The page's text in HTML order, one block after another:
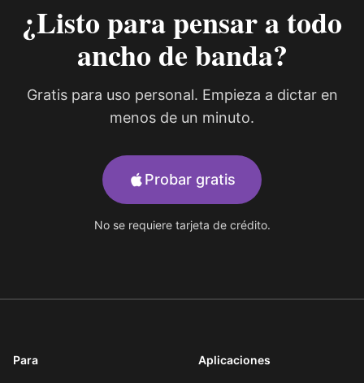
¿Listo para pensar a todo
ancho de banda?
Gratis para uso personal. Empieza a dictar en
menos de un minuto.
Probar gratis
No se requiere tarjeta de crédito.
Para Aplicaciones